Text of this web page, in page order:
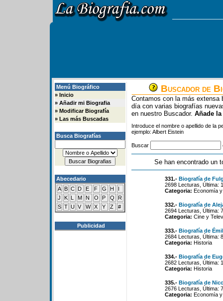
Menú Biográfico
» Inicio
» Añadir mi Biografia
» Modificar Biografía
» Las más Buscadas
Busca Biografías
Abecedario
A B C D E F G H
I
J
K L M N O P Q
R
S T U V W X Y Z #
Publicidad
Buscador de
Contamos con la más extensa
día con varias biografías
en nuestro Buscador. Añade
Introduce el nombre o apellido de la
ejemplo: Albert Eistein
Buscar
Se han encontrado un
331.- Biografía de
2698 Lecturas, Última:
Categoria: Economía
332.- Biografía de
2694 Lecturas, Última:
Categoria: Cine y
333.- Biografía de
2684 Lecturas, Última:
Categoria: Historia
334.- Biografía de
2682 Lecturas, Última:
Categoria: Historia
335.- Biografía de
2676 Lecturas, Última:
Categoria: Economía